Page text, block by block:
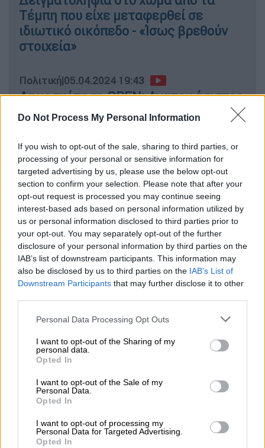
Do Not Process My Personal Information
If you wish to opt-out of the sale, sharing to third parties, or
processing of your personal or sensitive information for
targeted advertising by us, please use the below opt-out
section to confirm your selection. Please note that after your
opt-out request is processed you may continue seeing
interest-based ads based on personal information utilized by
us or personal information disclosed to third parties prior to
your opt-out. You may separately opt-out of the further
disclosure of your personal information by third parties on the
IAB’s list of downstream participants. This information may
also be disclosed by us to third parties on the IAB’s List of
Downstream Participants that may further disclose it to other
Please note that this website/app uses one or more Google
not limited to your visit or usage behaviour. You may click to
grant or deny consent to Google and its third-party tags to
use your data for below specified purposes in below Google
consent section.
Personal Data Processing Opt Outs
I want to opt-out of the Sharing of my
personal data.
Opted In
I want to opt-out of the Sale of my
Personal Data.
Opted In
I want to opt-out of processing my
Personal Data for Targeted Advertising.
Opted In
Τέμπη που είχε μεταφερθεί σε
ιδιωτικό οικόπεδο - «Ίσως βρεθούν
στοιχεία»
Πολιτική|05.04.2024 19:43
Δημοσκόπηση OPEN: Αναποφάσιστος
1 στους 5 ψηφοφόρους - Πόσο
στοίχισαν τα Τέμπη στη ΝΔ
Αναφορικά με το δικαστικό κομμάτι της
υπόθεσης, μέχρι τοΠάσχααναμένεται να
απολογηθούν τόσο τα στελέχη της ΕΡΓΟΣΕ
που κατηγορούνται όσο και δύο άλλα
στελέχη τηςHellenic Train. Οεφέτης
ανακριτήςπεριμένει τις
πραγματογνωμοσύνες για να τις εντάξει στη
δικογραφία την οποία αναμένεται να
οριστεί η δίκη που θα γίνει σε έναν χώρο
των πρώην ΤΕΙ Θεσσαλίας, περίπου στις
αρχές του επόμενου δικαστικού έτους.
«Έρευνα φάντασμα»
Την ύπαρξη «
υφαρπαγή τωνηχητικών αρχείων του
τηνύχτα του δυστυχήματος στα Τέμπη